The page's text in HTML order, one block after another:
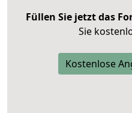
Füllen Sie jetzt das
Sie
Kostenlose